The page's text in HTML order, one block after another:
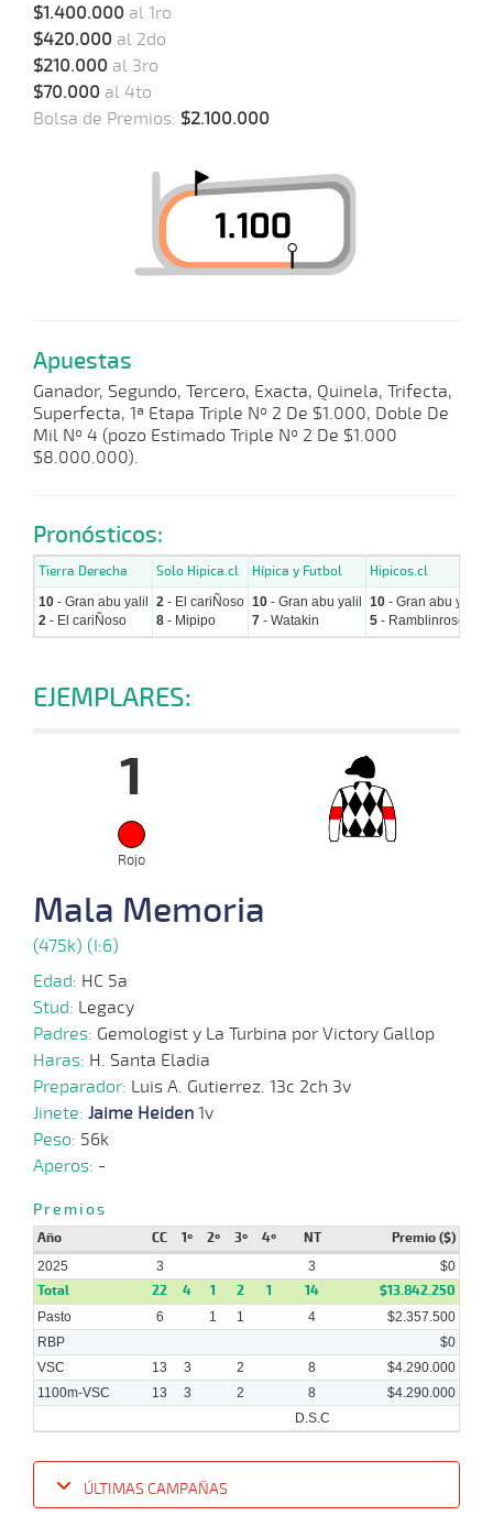
$1.400.000 al 1ro
$420.000 al 2do
$210.000 al 3ro
$70.000 al 4to
Bolsa de Premios: $2.100.000
Apuestas
Ganador, Segundo, Tercero, Exacta, Quinela, Trifecta,
Superfecta, 1ª Etapa Triple Nº 2 De $1.000, Doble De
Mil Nº 4 (pozo Estimado Triple Nº 2 De $1.000
$8.000.000).
Pronósticos:
Tierra Derecha Solo Hipica.cl Hípica y Futbol Hipicos.cl
10 - Gran abu yalil
2 - El cariÑoso
2 - El cariÑoso
8 - Mipipo
10 - Gran abu yalil
7 - Watakin
10 - Gran abu yalil
5 - Ramblinrose
EJEMPLARES:
1
Rojo
Mala Memoria
(475k) (I:6)
Edad: HC 5a
Stud: Legacy
Padres: Gemologist y La Turbina por Victory Gallop
Haras: H. Santa Eladia
Preparador: Luis A. Gutierrez. 13c 2ch 3v
Jinete: Jaime Heiden 1v
Peso: 56k
Aperos: -
Premios
Año CC 1º 2º 3º 4º NT Premio ($)
2025 3 3 $0
Total 22 4 1 2 1 14 $13.842.250
Pasto 6 1 1 4
$2.357.500
RBP
$0
VSC
13 3 2 8
$4.290.000
1100m-VSC
13 3 2 8
$4.290.000
D.S.C
ÚLTIMAS CAMPAÑAS